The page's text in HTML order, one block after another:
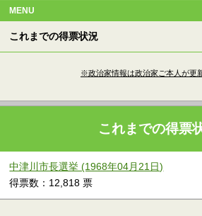
MENU
これまでの得票状況
※政治家情報は政治家ご本人が更
これまでの得票
中津川市長選挙 (1968年04月21日)
得票数：12,818 票